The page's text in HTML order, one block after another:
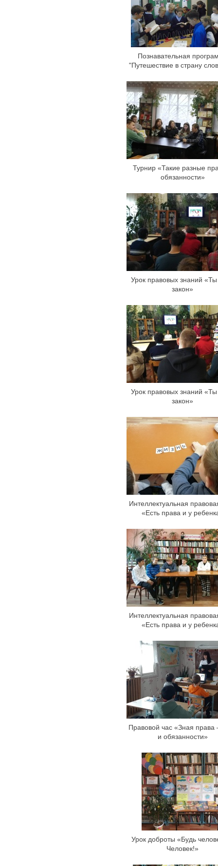
Познавательная
"Путешествие в страну
Турнир «Такие разные
обязанности»
Урок правовых знаний
закон»
Урок правовых знаний
закон»
Интеллектуальная
«Есть права и у
Интеллектуальная
«Есть права и у
Правовой час «Зная права
и обязанности»
Урок доброты «Будь
Человек!»